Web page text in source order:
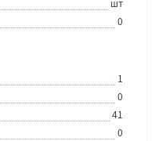
шт
0
1
0
41
0